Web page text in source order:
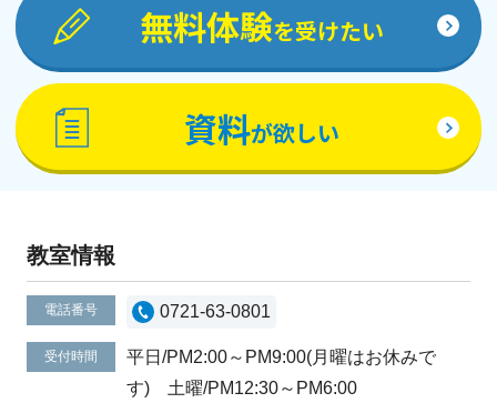
無料体験を受けたい
資料が欲しい
教室情報
電話番号 0721-63-0801
受付時間
平日/PM2:00～PM9:00(月曜はお休みで
す) 土曜/PM12:30～PM6:00